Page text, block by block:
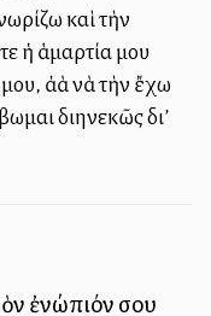
καὶ τὴν
ἡ ἁμαρτία μου
ἀλλὰ νὰ τὴν ἔχω
διηνεκῶς δι’
ἐνώπιόν σου